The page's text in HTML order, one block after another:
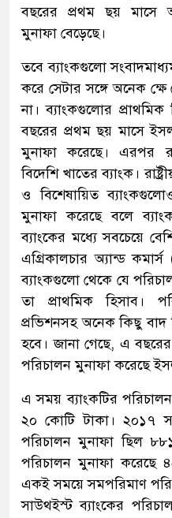
বছরের প্রথম ছয় মাসে
মুনাফা বেড়েছে।
তবে ব্যাংকগুলো
করে সেটার সঙ্গে অনেক ক্ষে
না। ব্যাংকগুলোর প্রাথমিক
বছরের প্রথম ছয় মাসে
মুনাফা করেছে। এরপর
বিদেশি খাতের ব্যাংক।
ও বিশেষায়িত
মুনাফা করেছে বলে
ব্যাংকের মধ্যে সবচেয়ে
এগ্রিকালচার অ্যান্ড
ব্যাংকগুলো থেকে যে
তা প্রাথমিক হিসাব।
প্রভিশনসহ অনেক কিছু বাদ
হবে। জানা গেছে, এ
পরিচালন মুনাফা করেছে
এ সময় ব্যাংকটির
২০ কোটি টাকা। ২০১৭
পরিচালন মুনাফা ছিল
পরিচালন মুনাফা করেছে
একই সময়ে সমপরিমাণ
সাউথইস্ট ব্যাংকের